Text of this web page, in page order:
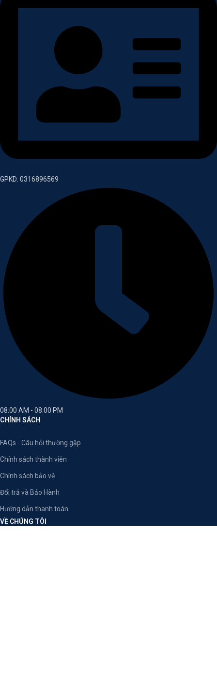
GPKD: 0316896569
08:00 AM - 08:00 PM
CHÍNH SÁCH
FAQs - Câu hỏi thường gặp
Chính sách thành viên
Chính sách bảo vệ
Đổi trả và Bảo Hành
Hướng dẫn thanh toán
VỀ CHÚNG TÔI